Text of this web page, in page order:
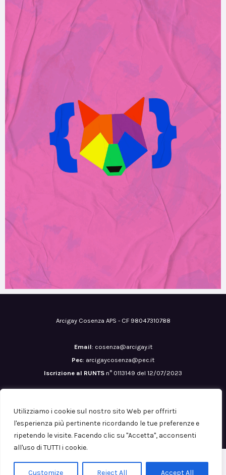
Utilizziamo i cookie sul nostro sito Web per offrirti
l'esperienza più pertinente ricordando le tue preferenze e
ripetendo le visite. Facendo clic su "Accetta", acconsenti
all'uso di TUTTI i cookie.
Customize Reject All Accept All
Arcigay Cosenza APS - CF 98047310788
Email: cosenza@arcigay.it
Pec: arcigaycosenza@pec.it
Iscrizione al RUNTS n° 0113149 del 12/07/2023